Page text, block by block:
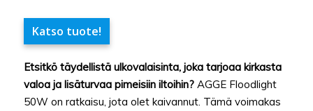
Katso tuote!
Etsitkö täydellistä ulkovalaisinta, joka tarjoaa kirkasta
valoa ja lisäturvaa pimeisiin iltoihin? AGGE Floodlight
50W on ratkaisu, jota olet kaivannut. Tämä voimakas